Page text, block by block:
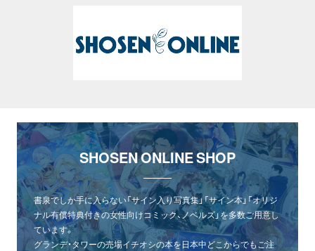
SHOSEN ONLINE SHOP
書泉でしか手に入らない「サイン入り写真集」「サイン本」「オリジ
ナル有償特典付きの女性向けコミック、ノベルズ」を多数ご用意し
ています。
グランデ・タワーの売場イチオシの本を日本中どこからでもご注